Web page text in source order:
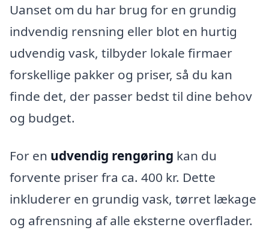
Uanset om du har brug for en grundig
indvendig rensning eller blot en hurtig
udvendig vask, tilbyder lokale firmaer
forskellige pakker og priser, så du kan
finde det, der passer bedst til dine behov
og budget.
For en udvendig rengøring kan du
forvente priser fra ca. 400 kr. Dette
inkluderer en grundig vask, tørret lækage
og afrensning af alle eksterne overflader.